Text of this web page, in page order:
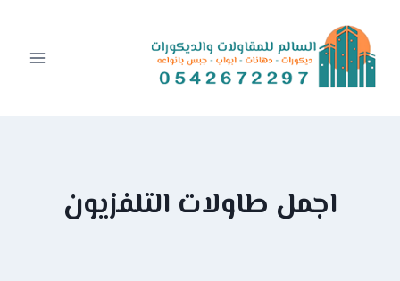
content
اجمل طاولات التلفزيون